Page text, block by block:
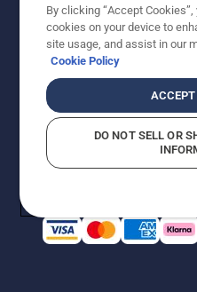
© Husqvarna AB (publ).
Preisänderungen,
vorbehalten. Bei den
unverbindliche
unverbindliche
denn sie sind für den
Cookie-Richtlinie
By clicking “Accept
cookies on your device to
site usage, and assist in our
Cookie Policy
DO NOT SELL OR